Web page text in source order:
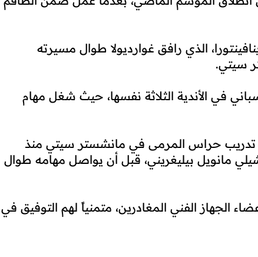
الذي رافق غوارديولا طوال مسيرته
سيتي.
في الأندية الثلاثة نفسها، حيث شغل مهام
تدريب حراس المرمى في مانشستر سيتي منذ
مانويل بيليغريني، قبل أن يواصل مهامه طوال
الجهاز الفني المغادرين، متمنياً لهم التوفيق في